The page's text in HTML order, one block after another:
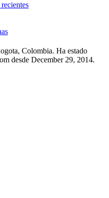
Colombia. Ha estado
desde December 29, 2014.